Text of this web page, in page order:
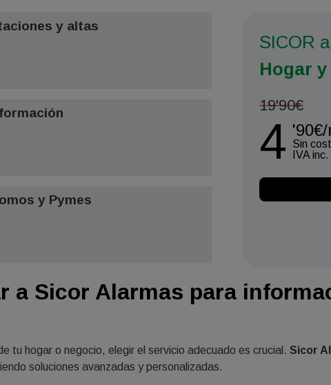
y altas
y Pymes
SICOR
Hogar
19'90€
4
Sin
IVA inc.
a Sicor Alarmas para
tu hogar o negocio, elegir el servicio adecuado es crucial. Sicor
soluciones avanzadas y personalizadas.